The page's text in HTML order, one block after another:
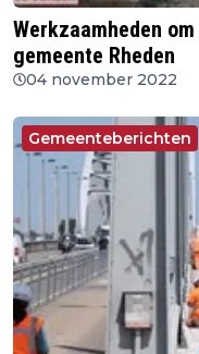
Werkzaamheden
gemeente Rheden
04 november 2022
Gemeenteberichten